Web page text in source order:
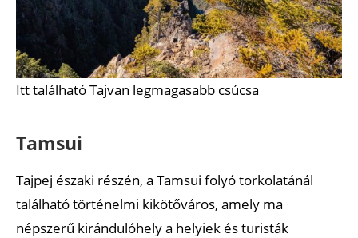
Itt található Tajvan legmagasabb csúcsa
Tamsui
Tajpej északi részén, a Tamsui folyó torkolatánál
található történelmi kikötőváros, amely ma
népszerű kirándulóhely a helyiek és turisták